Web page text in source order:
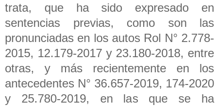
trata, que ha sido expresado en
sentencias previas, como son las
pronunciadas en los autos Rol N° 2.778-
2015, 12.179-2017 y 23.180-2018, entre
otras, y más recientemente en los
antecedentes N° 36.657-2019, 174-2020
y 25.780-2019, en las que se ha